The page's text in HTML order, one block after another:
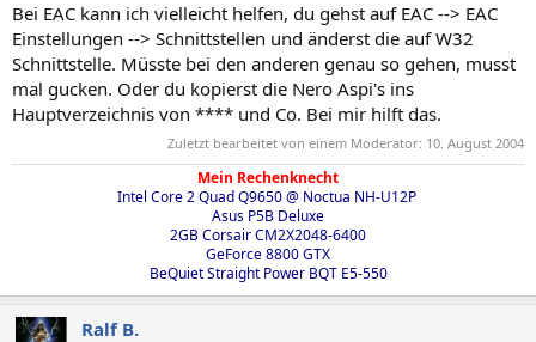
Bei EAC kann ich vielleicht helfen, du gehst auf EAC --> EAC
Einstellungen --> Schnittstellen und änderst die auf W32
Schnittstelle. Müsste bei den anderen genau so gehen, musst
mal gucken. Oder du kopierst die Nero Aspi's ins
Hauptverzeichnis von **** und Co. Bei mir hilft das.
Zuletzt bearbeitet von einem Moderator: 10. August 2004
Mein Rechenknecht
Intel Core 2 Quad Q9650 @ Noctua NH-U12P
Asus P5B Deluxe​
2GB Corsair CM2X2048-6400​
GeForce 8800 GTX​
BeQuiet Straight Power BQT E5-550​
Ralf B.